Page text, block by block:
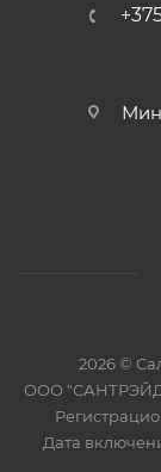
2026 ©
ООО "САНТРЭЙД-
Дата